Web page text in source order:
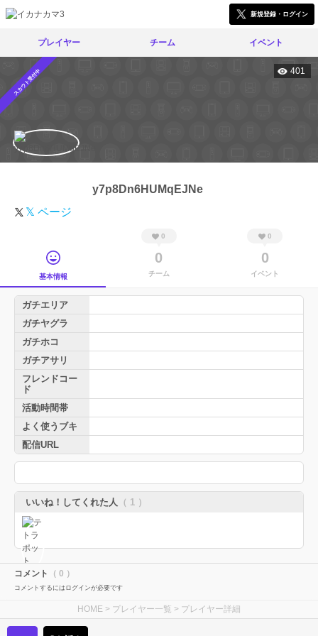
新規登録・ログイン
プレイヤー チーム イベント
スカウト受付中 401
y7p8Dn6HUMqEJNe
𝕏 ページ
基本情報
0
0
チーム
0
0
イベント
ガチエリア
ガチヤグラ
ガチホコ
ガチアサリ
フレンドコー
ド
活動時間帯
よく使うブキ
配信URL
いいね！してくれた人 （ 1 ）
コメント （ 0 ）
コメントするにはログインが必要です
HOME > プレイヤー一覧 > プレイヤー詳細